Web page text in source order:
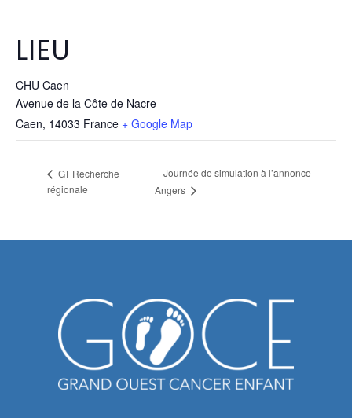
LIEU
CHU Caen
Avenue de la Côte de Nacre
Caen, 14033 France + Google Map
GT Recherche
régionale
Journée de simulation à l’annonce –
Angers